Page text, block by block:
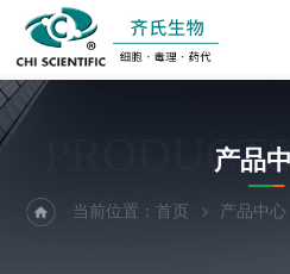
产品
当前位置：首页 产品中心